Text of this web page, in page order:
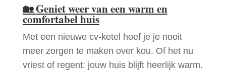
🏡Geniet weer van een warm en
comfortabel huis
Met een nieuwe cv-ketel hoef je je nooit
meer zorgen te maken over kou. Of het nu
vriest of regent: jouw huis blijft heerlijk warm.